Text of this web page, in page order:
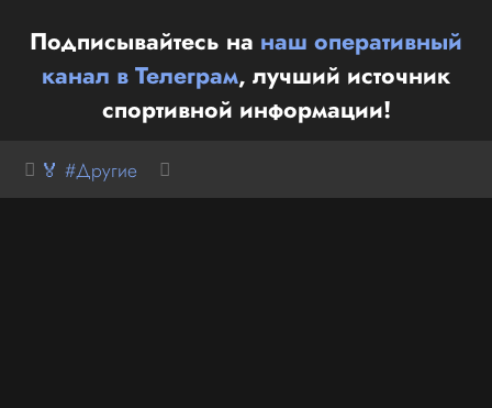
Подписывайтесь на наш оперативный
канал в Телеграм, лучший источник
спортивной информации!
🏅 #Другие